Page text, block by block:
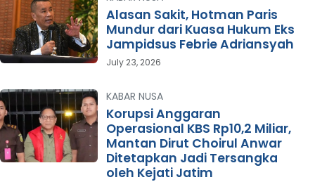
Alasan Sakit, Hotman Paris
Mundur dari Kuasa Hukum Eks
Jampidsus Febrie Adriansyah
July 23, 2026
KABAR NUSA
Korupsi Anggaran
Operasional KBS Rp10,2 Miliar,
Mantan Dirut Choirul Anwar
Ditetapkan Jadi Tersangka
oleh Kejati Jatim